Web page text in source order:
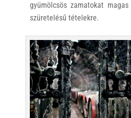
gyümölcsös zamatokat
szüretelésű tételekre.